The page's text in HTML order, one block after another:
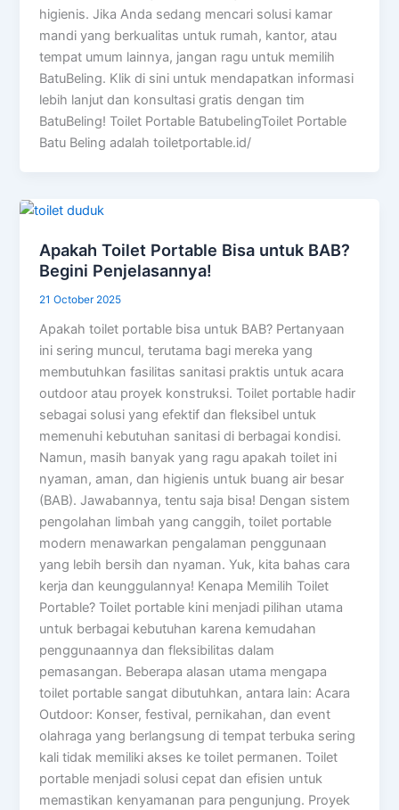
higienis. Jika Anda sedang mencari solusi kamar
mandi yang berkualitas untuk rumah, kantor, atau
tempat umum lainnya, jangan ragu untuk memilih
BatuBeling. Klik di sini untuk mendapatkan informasi
lebih lanjut dan konsultasi gratis dengan tim
BatuBeling! Toilet Portable BatubelingToilet Portable
Batu Beling adalah toiletportable.id/
Apakah Toilet Portable Bisa untuk BAB?
Begini Penjelasannya!
21 October 2025
Apakah toilet portable bisa untuk BAB? Pertanyaan
ini sering muncul, terutama bagi mereka yang
membutuhkan fasilitas sanitasi praktis untuk acara
outdoor atau proyek konstruksi. Toilet portable hadir
sebagai solusi yang efektif dan fleksibel untuk
memenuhi kebutuhan sanitasi di berbagai kondisi.
Namun, masih banyak yang ragu apakah toilet ini
nyaman, aman, dan higienis untuk buang air besar
(BAB). Jawabannya, tentu saja bisa! Dengan sistem
pengolahan limbah yang canggih, toilet portable
modern menawarkan pengalaman penggunaan
yang lebih bersih dan nyaman. Yuk, kita bahas cara
kerja dan keunggulannya! Kenapa Memilih Toilet
Portable? Toilet portable kini menjadi pilihan utama
untuk berbagai kebutuhan karena kemudahan
penggunaannya dan fleksibilitas dalam
pemasangan. Beberapa alasan utama mengapa
toilet portable sangat dibutuhkan, antara lain: Acara
Outdoor: Konser, festival, pernikahan, dan event
olahraga yang berlangsung di tempat terbuka sering
kali tidak memiliki akses ke toilet permanen. Toilet
portable menjadi solusi cepat dan efisien untuk
memastikan kenyamanan para pengunjung. Proyek